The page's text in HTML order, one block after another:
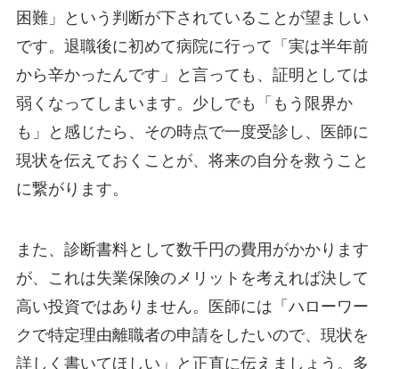
困難」という判断が下されていることが望ましい
です。退職後に初めて病院に行って「実は半年前
から辛かったんです」と言っても、証明としては
弱くなってしまいます。少しでも「もう限界か
も」と感じたら、その時点で一度受診し、医師に
現状を伝えておくことが、将来の自分を救うこと
に繋がります。
また、診断書料として数千円の費用がかかります
が、これは失業保険のメリットを考えれば決して
高い投資ではありません。医師には「ハローワー
クで特定理由離職者の申請をしたいので、現状を
詳しく書いてほしい」と正直に伝えましょう。多